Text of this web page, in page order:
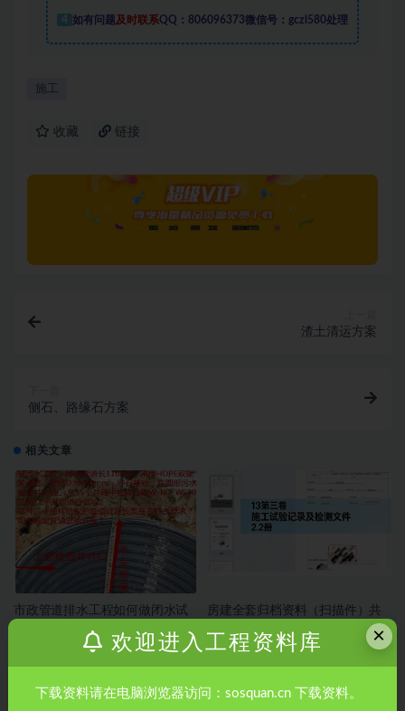
4 如有问题及时联系QQ：806096373微信号：gczl580处理
施工
收藏 链接
渣土清运方案
侧石、路缘石方案
相关文章
市政管道排水工程如何做闭水试
房建全套归档资料（扫描件）共
19卷13第三卷 施工试验记录及检
测文件 2.2册
×
欢迎进入工程资料库
下载资料请在电脑浏览器访问：sosquan.cn 下载资料。